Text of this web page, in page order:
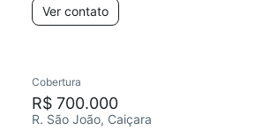
Ver contato
Cobertura
R$ 700.000
R. São João, Caiçara